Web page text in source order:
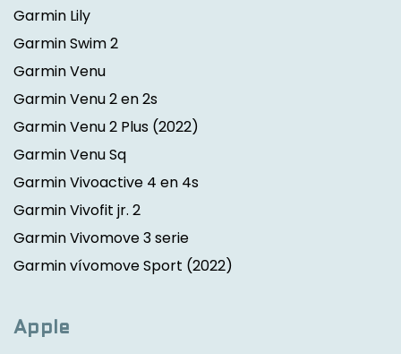
Garmin Lily
Garmin Swim 2
Garmin Venu
Garmin Venu 2 en 2s
Garmin Venu 2 Plus (2022)
Garmin Venu Sq
Garmin Vivoactive 4 en 4s
Garmin Vivofit jr. 2
Garmin Vivomove 3 serie
Garmin vívomove Sport (2022)
Apple